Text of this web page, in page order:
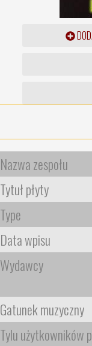
Nazwa zespołu
Tytuł płyty
Type
Data wpisu
Wydawcy
Gatunek muzyczny
Tylu użytkowników